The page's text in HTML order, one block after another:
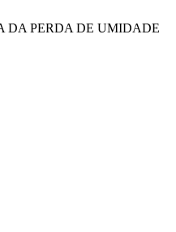
DA PERDA DE UMIDADE